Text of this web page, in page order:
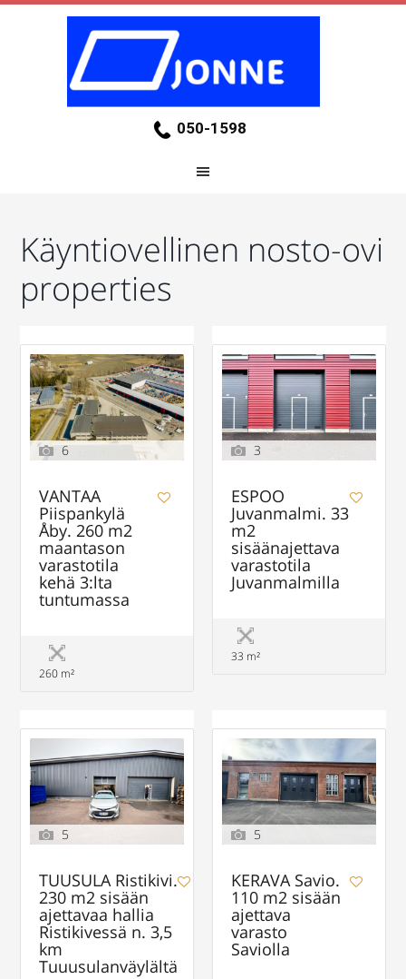
050-1598
Käyntiovellinen nosto-ovi
properties
6
VANTAA
Piispankylä
Åby. 260 m2
maantason
varastotila
kehä 3:lta
tuntumassa
260 m²
3
ESPOO
Juvanmalmi. 33
m2
sisäänajettava
varastotila
Juvanmalmilla
33 m²
5
TUUSULA Ristikivi.
230 m2 sisään
ajettavaa hallia
Ristikivessä n. 3,5
km
Tuuusulanväylältä
5
KERAVA Savio.
110 m2 sisään
ajettava
varasto
Saviolla